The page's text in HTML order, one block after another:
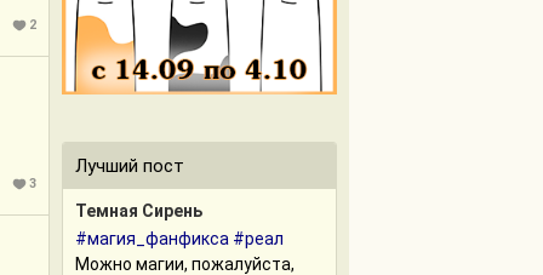
2
3
Лучший пост
Темная Сирень
#магия_фанфикса #реал
Можно магии, пожалуйста,